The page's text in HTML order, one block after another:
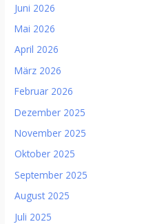
Juni 2026
Mai 2026
April 2026
März 2026
Februar 2026
Dezember 2025
November 2025
Oktober 2025
September 2025
August 2025
Juli 2025